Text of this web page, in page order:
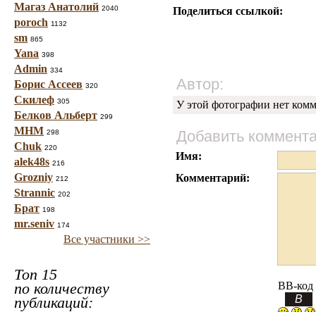
Магаз Анатолий 2040
poroch 1132
sm 865
Yana 398
Admin 334
Борис Ассеев 320
Скилеф 305
Белков Альберт 299
МНМ 298
Chuk 220
alek48s 216
Grozniy 212
Strannic 202
Брат 198
mr.seniv 174
Все участники >>
Топ 15
по количеству
публикаций:
Поделиться ссылкой:
Автор:
У этой фотографии нет
Добавить
Имя:
Комментарий:
BB-код